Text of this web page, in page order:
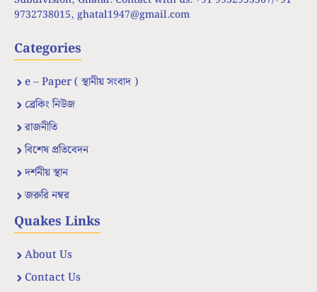
9732738015, ghatal1947@gmail.com
Categories
e – Paper ( স্থানীয় সংবাদ )
ব্রেকিং নিউজ
রাজনীতি
বিশেষ প্রতিবেদন
দর্শনীয় স্থান
জরুরি নম্বর
Quakes Links
About Us
Contact Us